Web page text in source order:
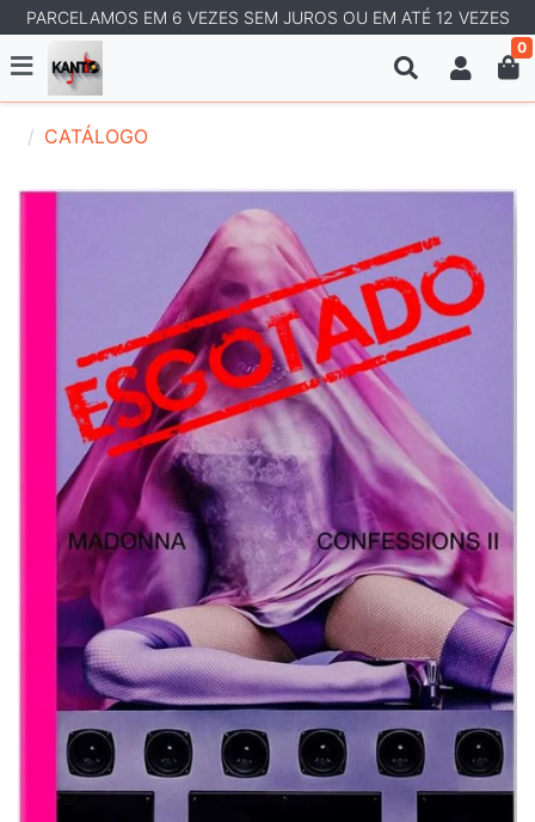
PARCELAMOS EM 6 VEZES SEM JUROS OU EM ATÉ 12 VEZES
0
CATÁLOGO